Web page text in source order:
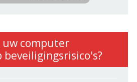
computer